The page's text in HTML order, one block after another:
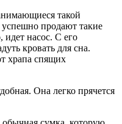
такой
продают такие
идет насос. С его
кровать для сна.
храпа спящих
Она легко прячется